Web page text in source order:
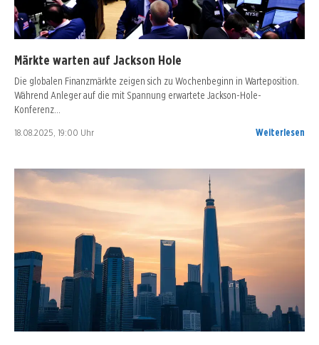
Märkte warten auf Jackson Hole
Die globalen Finanzmärkte zeigen sich zu Wochenbeginn in Warteposition.
Während Anleger auf die mit Spannung erwartete Jackson-Hole-
Konferenz…
18.08.2025, 19:00 Uhr Weiterlesen